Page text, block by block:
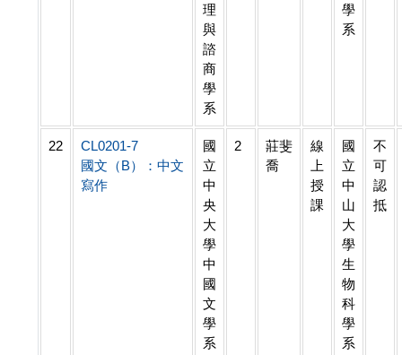
理
與
諮
商
學
系
學
系
22
CL0201-7
國文（B）：中文
寫作
國
立
中
央
大
學
中
國
文
學
系
2
莊斐
喬
線
上
授
課
國
立
中
山
大
學
生
物
科
學
系
不
可
認
抵